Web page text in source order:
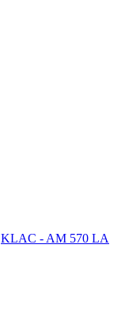
KLAC - AM 570 LA